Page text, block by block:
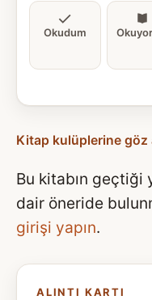
Okudum
Kitap kulüplerine
Bu kitabın geçtiği
dair öneride
girişi yapın.
ALINTI KARTI